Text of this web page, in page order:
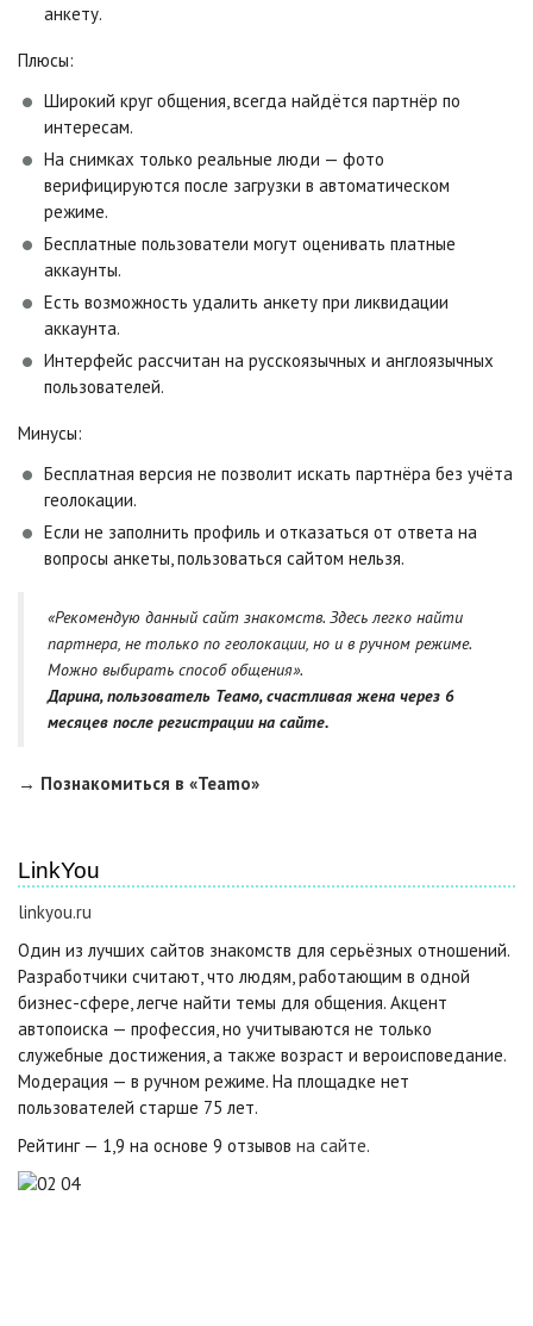
анкету.
Плюсы:
Широкий круг общения, всегда найдётся партнёр по
интересам.
На снимках только реальные люди — фото
верифицируются после загрузки в автоматическом
режиме.
Бесплатные пользователи могут оценивать платные
аккаунты.
Есть возможность удалить анкету при ликвидации
аккаунта.
Интерфейс рассчитан на русскоязычных и англоязычных
пользователей.
Минусы:
Бесплатная версия не позволит искать партнёра без учёта
геолокации.
Если не заполнить профиль и отказаться от ответа на
вопросы анкеты, пользоваться сайтом нельзя.
«Рекомендую данный сайт знакомств. Здесь легко найти
партнера, не только по геолокации, но и в ручном режиме.
Можно выбирать способ общения».
Дарина, пользователь Теамо, счастливая жена через 6
месяцев после регистрации на сайте.
→ Познакомиться в «Teamo»
LinkYou
linkyou.ru
Один из лучших сайтов знакомств для серьёзных отношений.
Разработчики считают, что людям, работающим в одной
бизнес-сфере, легче найти темы для общения. Акцент
автопоиска — профессия, но учитываются не только
служебные достижения, а также возраст и вероисповедание.
Модерация — в ручном режиме. На площадке нет
пользователей старше 75 лет.
Рейтинг — 1,9 на основе 9 отзывов на сайте.